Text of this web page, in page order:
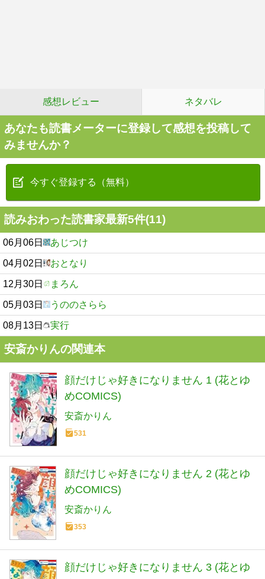
感想レビュー ネタバレ
あなたも読書メーターに登録して感想を投稿して
みませんか？
今すぐ登録する（無料）
読みおわった読書家最新5件(11)
06月06日 あじつけ
04月02日 おとなり
12月30日 まろん
05月03日 うののさらら
08月13日 実行
安斎かりんの関連本
顔だけじゃ好きになりません 1 (花とゆ
めCOMICS)
安斎かりん
531
顔だけじゃ好きになりません 2 (花とゆ
めCOMICS)
安斎かりん
353
顔だけじゃ好きになりません 3 (花とゆ